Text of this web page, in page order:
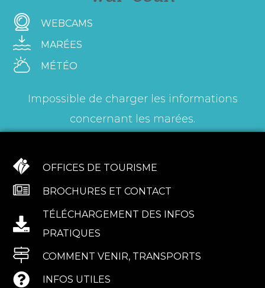
WEBCAMS
MARÉES
MÉTÉO
Impossible de charger les informations
concernant les marées.
OFFICES DE TOURISME
BROCHURES ET CONTACT
TÉLÉCHARGEMENT DES INFOS
PRATIQUES
COMMENT VENIR, TRANSPORTS
INFOS UTILES